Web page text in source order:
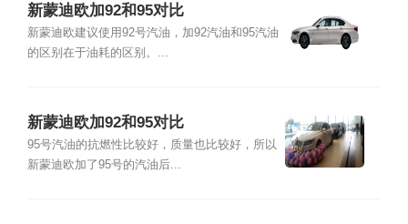
新蒙迪欧加92和95对比
新蒙迪欧建议使用92号汽油，加92汽油和95汽油
的区别在于油耗的区别。...
新蒙迪欧加92和95对比
95号汽油的抗燃性比较好，质量也比较好，所以
新蒙迪欧加了95号的汽油后...